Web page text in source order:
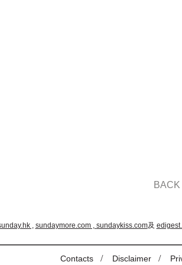
, sundaymore.com , sundaykiss.com及
Contacts / Disclaimer /